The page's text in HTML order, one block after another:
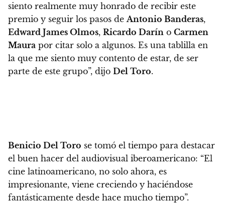
siento realmente muy honrado de recibir este
premio y seguir los pasos de Antonio Banderas,
Edward James Olmos, Ricardo Darín o Carmen
Maura por citar solo a algunos. Es una tablilla en
la que me siento muy contento de estar, de ser
parte de este grupo”, dijo Del Toro.
Benicio Del Toro se tomó el tiempo para destacar
el buen hacer del audiovisual iberoamericano: “El
cine latinoamericano, no solo ahora, es
impresionante, viene creciendo y haciéndose
fantásticamente desde hace mucho tiempo”.